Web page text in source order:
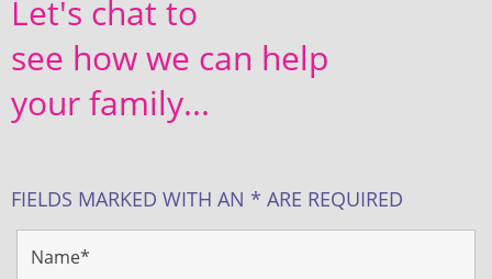
Let's chat to
see how we can help
your family...
FIELDS MARKED WITH AN * ARE REQUIRED